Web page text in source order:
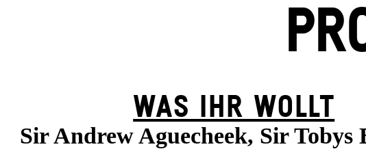
WAS IHR WOLLT
Sir Andrew Aguecheek, Sir Tobys